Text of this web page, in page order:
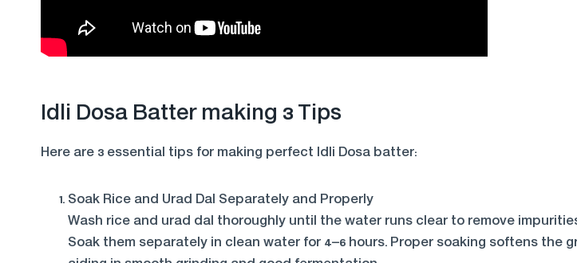
Idli Dosa Batter making 3 Tips
Here are 3 essential tips for making perfect Idli Dosa batter:
Soak Rice and Urad Dal Separately and Properly
Wash rice and urad dal thoroughly until the water runs clear to remove
Soak them separately in clean water for 4–6 hours. Proper soaking softens the